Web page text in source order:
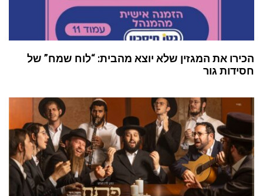
הכירו את המגזין שלא יוצא מהבית: “לוח שמח” של
חסידות גור